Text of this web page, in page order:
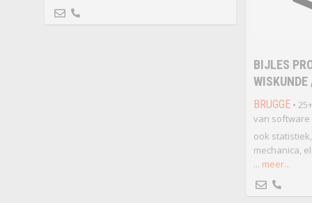
BIJLES
BRUGGE•
van
ook
mechanica,
... meer...